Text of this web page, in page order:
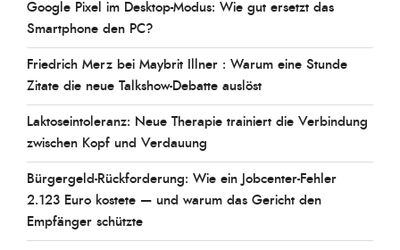
Google Pixel im Desktop-Modus: Wie gut ersetzt das
Smartphone den PC?
Friedrich Merz bei Maybrit Illner : Warum eine Stunde
Zitate die neue Talkshow-Debatte auslöst
Laktoseintoleranz: Neue Therapie trainiert die Verbindung
zwischen Kopf und Verdauung
Bürgergeld-Rückforderung: Wie ein Jobcenter-Fehler
2.123 Euro kostete — und warum das Gericht den
Empfänger schützte